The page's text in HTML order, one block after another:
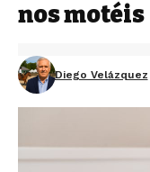
nos motéis
Diego Velázquez